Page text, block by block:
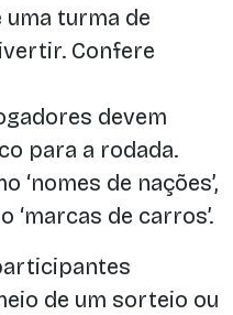
uma turma de
Confere
devem
para a rodada.
‘nomes de nações’,
‘marcas de carros’.
de um sorteio ou